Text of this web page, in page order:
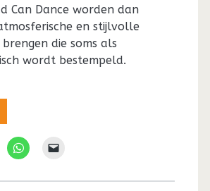
Can Dance worden dan
en stijlvolle
die soms als
wordt bestempeld.
vergetelheid: